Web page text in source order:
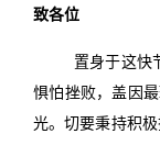
致各位
置身于这快
惧怕挫败，盖因
光。切要秉持积